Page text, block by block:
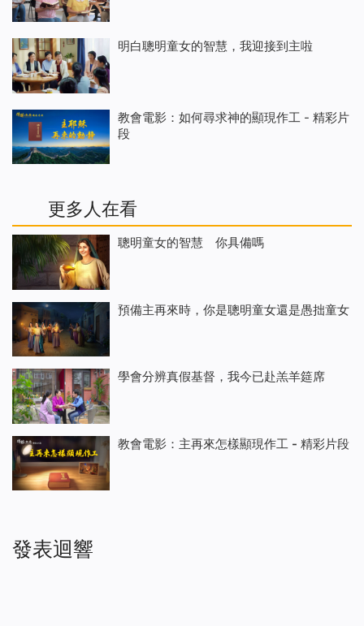
明白聰明童女的智慧，我迎接到主啦
教會電影：如何尋求神的顯現作工 - 精彩片
段
更多人在看
聰明童女的智慧 你具備嗎
預備主再來時，你是聰明童女還是愚拙童女
學會分辨真假基督，我今已赴羔羊筵席
教會電影：主再來怎樣顯現作工 - 精彩片段
發表迴響